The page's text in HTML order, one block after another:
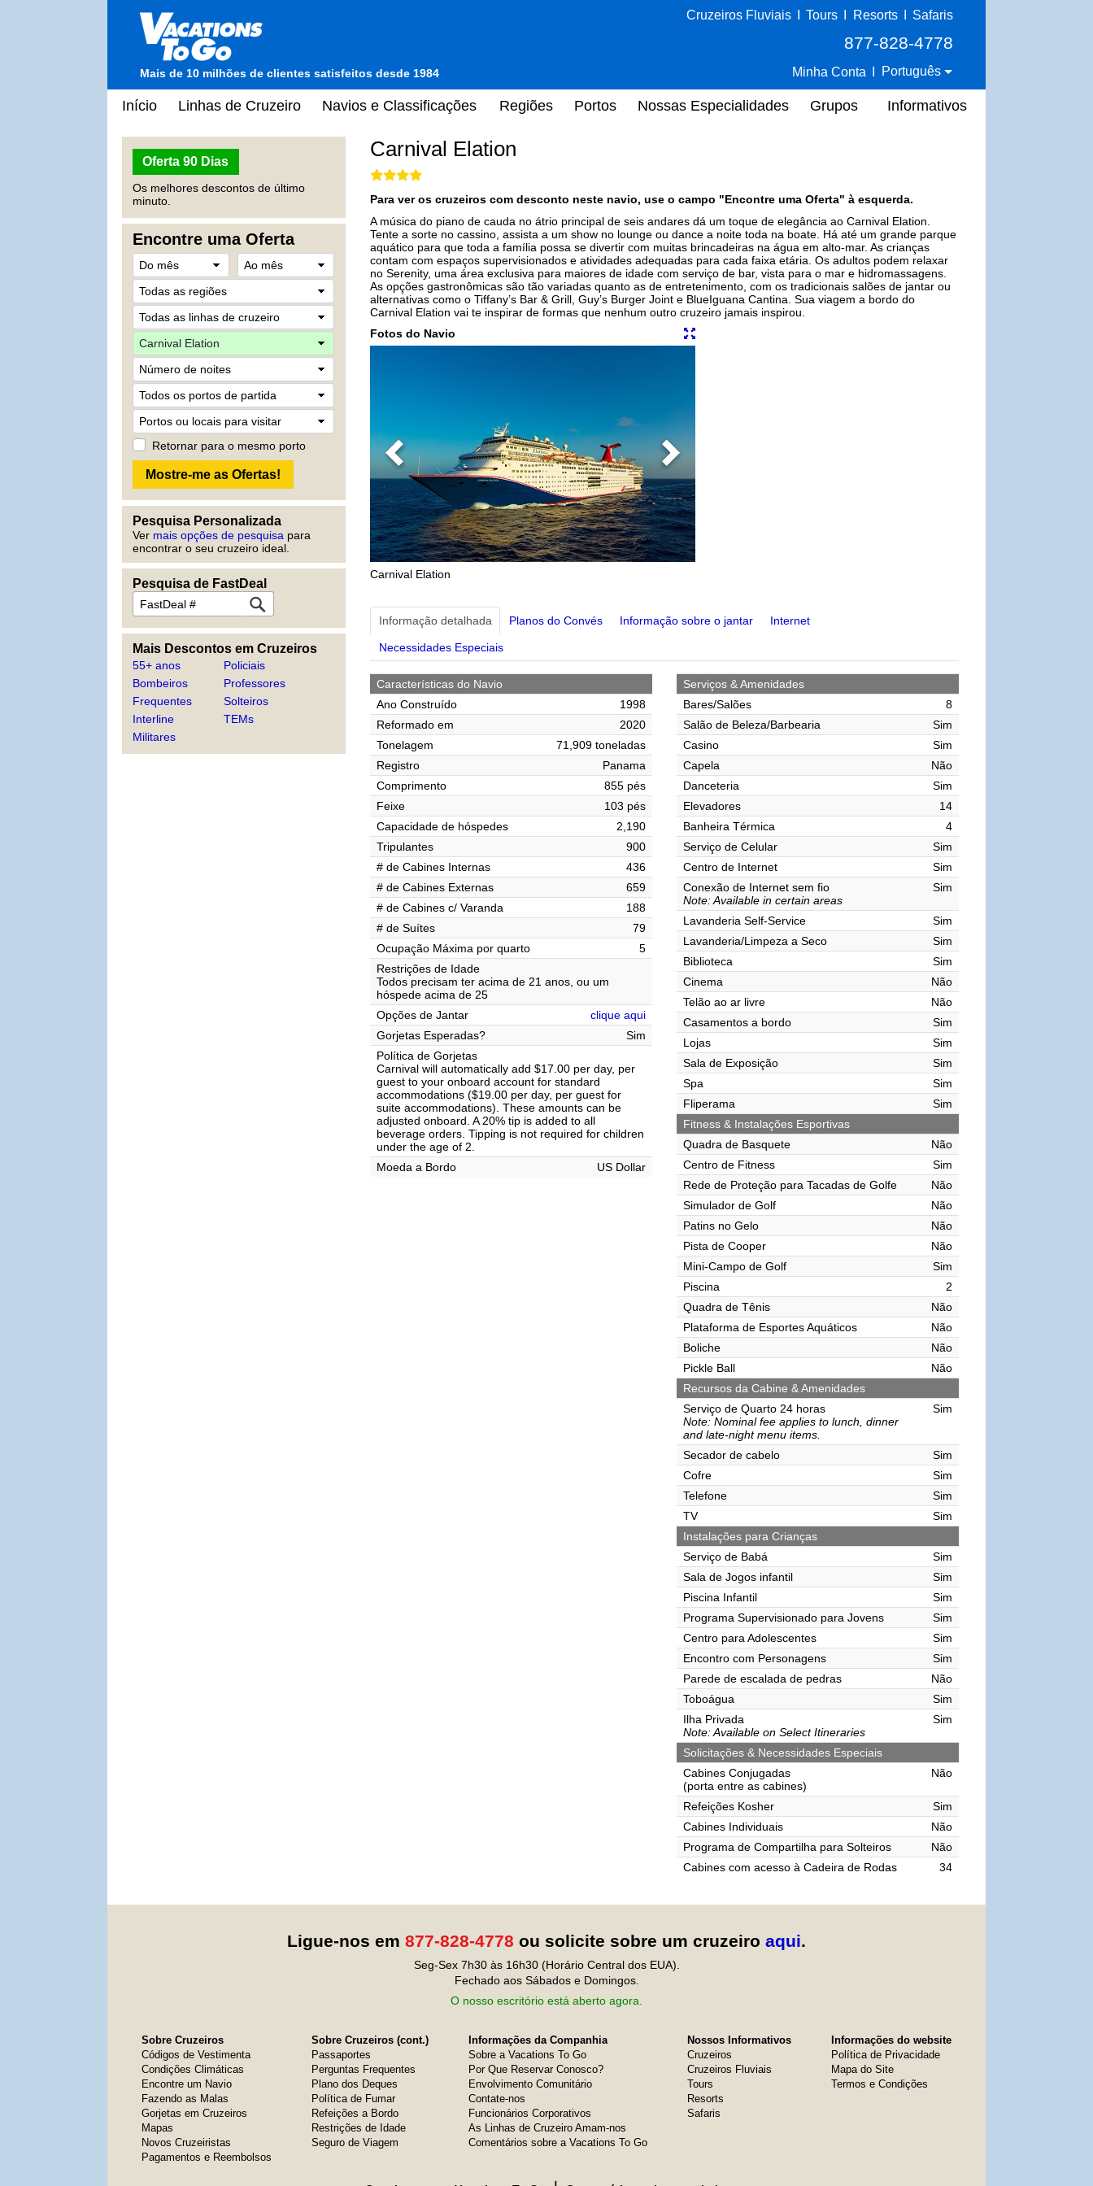
Mais de 10 milhões de clientes satisfeitos desde 1984
Cruzeiros Fluviais Tours Resorts Safaris
877-828-4778
Minha Conta Português
Início Linhas de Cruzeiro Navios e Classificações Regiões Portos Nossas Especialidades Grupos Informativos
Oferta 90 Dias
Os melhores descontos de último
minuto.
Encontre uma Oferta
Retornar para o mesmo porto
Pesquisa Personalizada
Ver mais opções de pesquisa para
encontrar o seu cruzeiro ideal.
Pesquisa de FastDeal
Mais Descontos em Cruzeiros
55+ anos
Bombeiros
Frequentes
Interline
Militares
Policiais
Professores
Solteiros
TEMs
Carnival Elation
Para ver os cruzeiros com desconto neste navio, use o campo "Encontre uma Oferta" à esquerda.
A música do piano de cauda no átrio principal de seis andares dá um toque de elegância ao Carnival Elation.
Tente a sorte no cassino, assista a um show no lounge ou dance a noite toda na boate. Há até um grande parque
aquático para que toda a família possa se divertir com muitas brincadeiras na água em alto-mar. As crianças
contam com espaços supervisionados e atividades adequadas para cada faixa etária. Os adultos podem relaxar
no Serenity, uma área exclusiva para maiores de idade com serviço de bar, vista para o mar e hidromassagens.
As opções gastronômicas são tão variadas quanto as de entretenimento, com os tradicionais salões de jantar ou
alternativas como o Tiffany’s Bar & Grill, Guy’s Burger Joint e BlueIguana Cantina. Sua viagem a bordo do
Carnival Elation vai te inspirar de formas que nenhum outro cruzeiro jamais inspirou.
Fotos do Navio
Previous Next
Carnival Elation
Informação detalhada Planos do Convés Informação sobre o jantar Internet
Necessidades Especiais
Características do Navio
Ano Construído
1998
Reformado em
2020
Tonelagem
71,909 toneladas
Registro
Panama
Comprimento
855 pés
Feixe
103 pés
Capacidade de hóspedes
2,190
Tripulantes
900
# de Cabines Internas
436
# de Cabines Externas
659
# de Cabines c/ Varanda
188
# de Suítes
79
Ocupação Máxima por quarto
5
Restrições de Idade
Todos precisam ter acima de 21 anos, ou um
hóspede acima de 25
Opções de Jantar
clique aqui
Gorjetas Esperadas?
Sim
Política de Gorjetas
Carnival will automatically add $17.00 per day, per
guest to your onboard account for standard
accommodations ($19.00 per day, per guest for
suite accommodations). These amounts can be
adjusted onboard. A 20% tip is added to all
beverage orders. Tipping is not required for children
under the age of 2.
Moeda a Bordo
US Dollar
Serviços & Amenidades
Bares/Salões
8
Salão de Beleza/Barbearia
Sim
Casino
Sim
Capela
Não
Danceteria
Sim
Elevadores
14
Banheira Térmica
4
Serviço de Celular
Sim
Centro de Internet
Sim
Conexão de Internet sem fio
Note: Available in certain areas
Sim
Lavanderia Self-Service
Sim
Lavanderia/Limpeza a Seco
Sim
Biblioteca
Sim
Cinema
Não
Telão ao ar livre
Não
Casamentos a bordo
Sim
Lojas
Sim
Sala de Exposição
Sim
Spa
Sim
Fliperama
Sim
Fitness & Instalações Esportivas
Quadra de Basquete
Não
Centro de Fitness
Sim
Rede de Proteção para Tacadas de Golfe
Não
Simulador de Golf
Não
Patins no Gelo
Não
Pista de Cooper
Não
Mini-Campo de Golf
Sim
Piscina
2
Quadra de Tênis
Não
Plataforma de Esportes Aquáticos
Não
Boliche
Não
Pickle Ball
Não
Recursos da Cabine & Amenidades
Serviço de Quarto 24 horas
Note: Nominal fee applies to lunch, dinner
and late-night menu items.
Sim
Secador de cabelo
Sim
Cofre
Sim
Telefone
Sim
TV
Sim
Instalações para Crianças
Serviço de Babá
Sim
Sala de Jogos infantil
Sim
Piscina Infantil
Sim
Programa Supervisionado para Jovens
Sim
Centro para Adolescentes
Sim
Encontro com Personagens
Sim
Parede de escalada de pedras
Não
Toboágua
Sim
Ilha Privada
Note: Available on Select Itineraries
Sim
Solicitações & Necessidades Especiais
Cabines Conjugadas
(porta entre as cabines)
Não
Refeições Kosher
Sim
Cabines Individuais
Não
Programa de Compartilha para Solteiros
Não
Cabines com acesso à Cadeira de Rodas
34
Ligue-nos em 877-828-4778 ou solicite sobre um cruzeiro aqui.
Seg-Sex 7h30 às 16h30 (Horário Central dos EUA).
Fechado aos Sábados e Domingos.
O nosso escritório está aberto agora.
Sobre Cruzeiros
Códigos de Vestimenta
Condições Climáticas
Encontre um Navio
Fazendo as Malas
Gorjetas em Cruzeiros
Mapas
Novos Cruzeiristas
Pagamentos e Reembolsos
Sobre Cruzeiros (cont.)
Passaportes
Perguntas Frequentes
Plano dos Deques
Política de Fumar
Refeições a Bordo
Restrições de Idade
Seguro de Viagem
Informações da Companhia
Sobre a Vacations To Go
Por Que Reservar Conosco?
Envolvimento Comunitário
Contate-nos
Funcionários Corporativos
As Linhas de Cruzeiro Amam-nos
Comentários sobre a Vacations To Go
Nossos Informativos
Cruzeiros
Cruzeiros Fluviais
Tours
Resorts
Safaris
Informações do website
Política de Privacidade
Mapa do Site
Termos e Condições